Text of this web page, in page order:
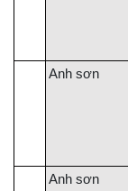
Anh sơn
Anh sơn